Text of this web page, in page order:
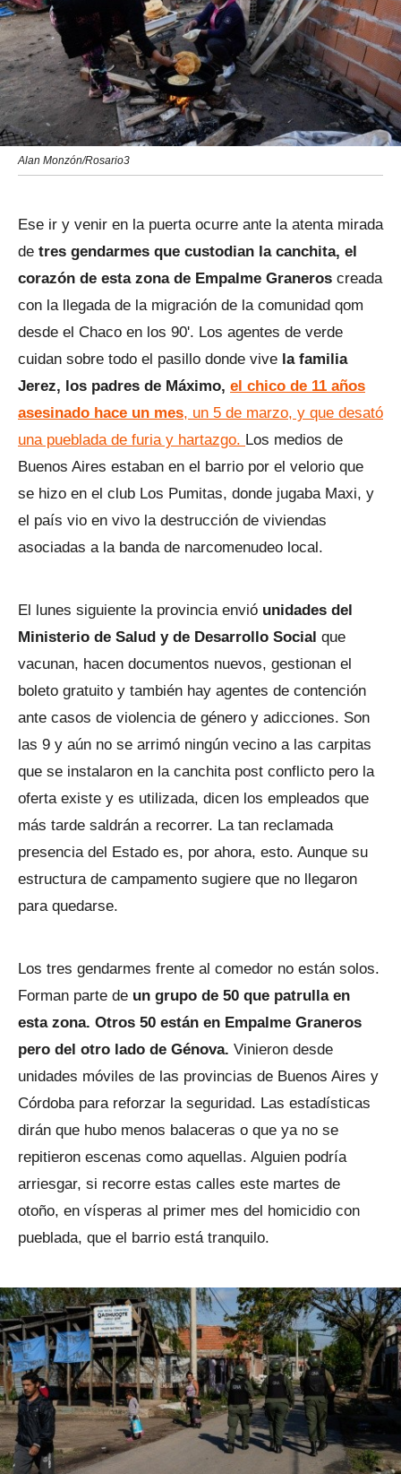
Alan Monzón/Rosario3
Ese ir y venir en la puerta ocurre ante la atenta mirada
de tres gendarmes que custodian la canchita, el
corazón de esta zona de Empalme Graneros creada
con la llegada de la migración de la comunidad qom
desde el Chaco en los 90'. Los agentes de verde
cuidan sobre todo el pasillo donde vive la familia
Jerez, los padres de Máximo, el chico de 11 años
asesinado hace un mes, un 5 de marzo, y que desató
una pueblada de furia y hartazgo. Los medios de
Buenos Aires estaban en el barrio por el velorio que
se hizo en el club Los Pumitas, donde jugaba Maxi, y
el país vio en vivo la destrucción de viviendas
asociadas a la banda de narcomenudeo local.
El lunes siguiente la provincia envió unidades del
Ministerio de Salud y de Desarrollo Social que
vacunan, hacen documentos nuevos, gestionan el
boleto gratuito y también hay agentes de contención
ante casos de violencia de género y adicciones. Son
las 9 y aún no se arrimó ningún vecino a las carpitas
que se instalaron en la canchita post conflicto pero la
oferta existe y es utilizada, dicen los empleados que
más tarde saldrán a recorrer. La tan reclamada
presencia del Estado es, por ahora, esto. Aunque su
estructura de campamento sugiere que no llegaron
para quedarse.
Los tres gendarmes frente al comedor no están solos.
Forman parte de un grupo de 50 que patrulla en
esta zona. Otros 50 están en Empalme Graneros
pero del otro lado de Génova. Vinieron desde
unidades móviles de las provincias de Buenos Aires y
Córdoba para reforzar la seguridad. Las estadísticas
dirán que hubo menos balaceras o que ya no se
repitieron escenas como aquellas. Alguien podría
arriesgar, si recorre estas calles este martes de
otoño, en vísperas al primer mes del homicidio con
pueblada, que el barrio está tranquilo.